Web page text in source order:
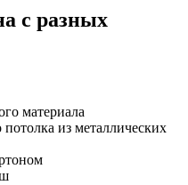
с разных
материала
из металлических